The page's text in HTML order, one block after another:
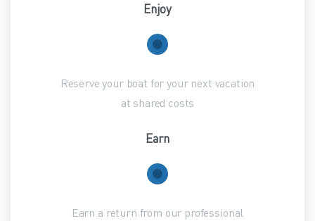
Enjoy
Reserve your boat for your next vacation
at shared costs
Earn
Earn a return from our professional